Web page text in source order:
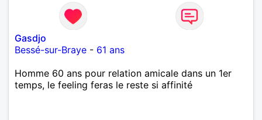
Gasdjo
Bessé-sur-Braye - 61 ans
Homme 60 ans pour relation amicale dans un 1er
temps, le feeling feras le reste si affinité